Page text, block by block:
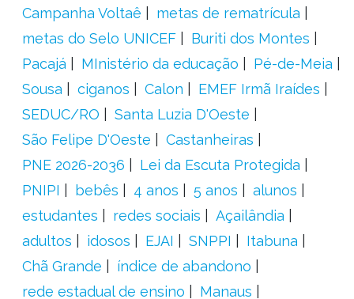
Campanha Voltaê
metas de rematrícula
metas do Selo UNICEF
Buriti dos Montes
Pacajá
MInistério da educação
Pé-de-Meia
Sousa
ciganos Calon
EMEF Irmã Iraídes
SEDUC/RO
Santa Luzia D'Oeste
São Felipe D'Oeste
Castanheiras
PNE 2026-2036
Lei da Escuta Protegida
PNIPI
bebês 4 anos 5 anos
alunos
estudantes
redes sociais
Açailândia
adultos
idosos EJAI SNPPI
Itabuna
Chã Grande
índice de abandono
rede estadual de ensino
Manaus